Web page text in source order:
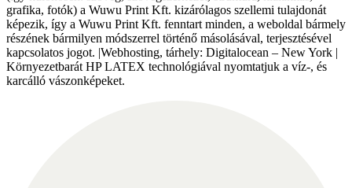
grafika, fotók) a Wuwu Print Kft. kizárólagos szellemi tulajdonát
képezik, így a Wuwu Print Kft. fenntart minden, a weboldal bármely
részének bármilyen módszerrel történő másolásával, terjesztésével
kapcsolatos jogot. |Webhosting, tárhely: Digitalocean – New York |
Környezetbarát HP LATEX technológiával nyomtatjuk a víz-, és
karcálló vászonképeket.